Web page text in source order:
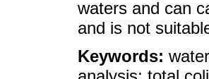
waters and can
and is not
Keywords: